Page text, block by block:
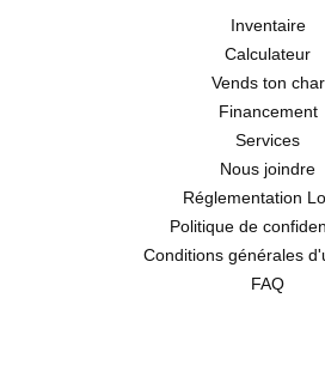
Inventaire
Calculateur
Vends ton char
Financement
Services
Nous joindre
Réglementation
Politique de
Conditions générales
FAQ